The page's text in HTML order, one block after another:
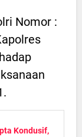
Nomor :
Kondusif,